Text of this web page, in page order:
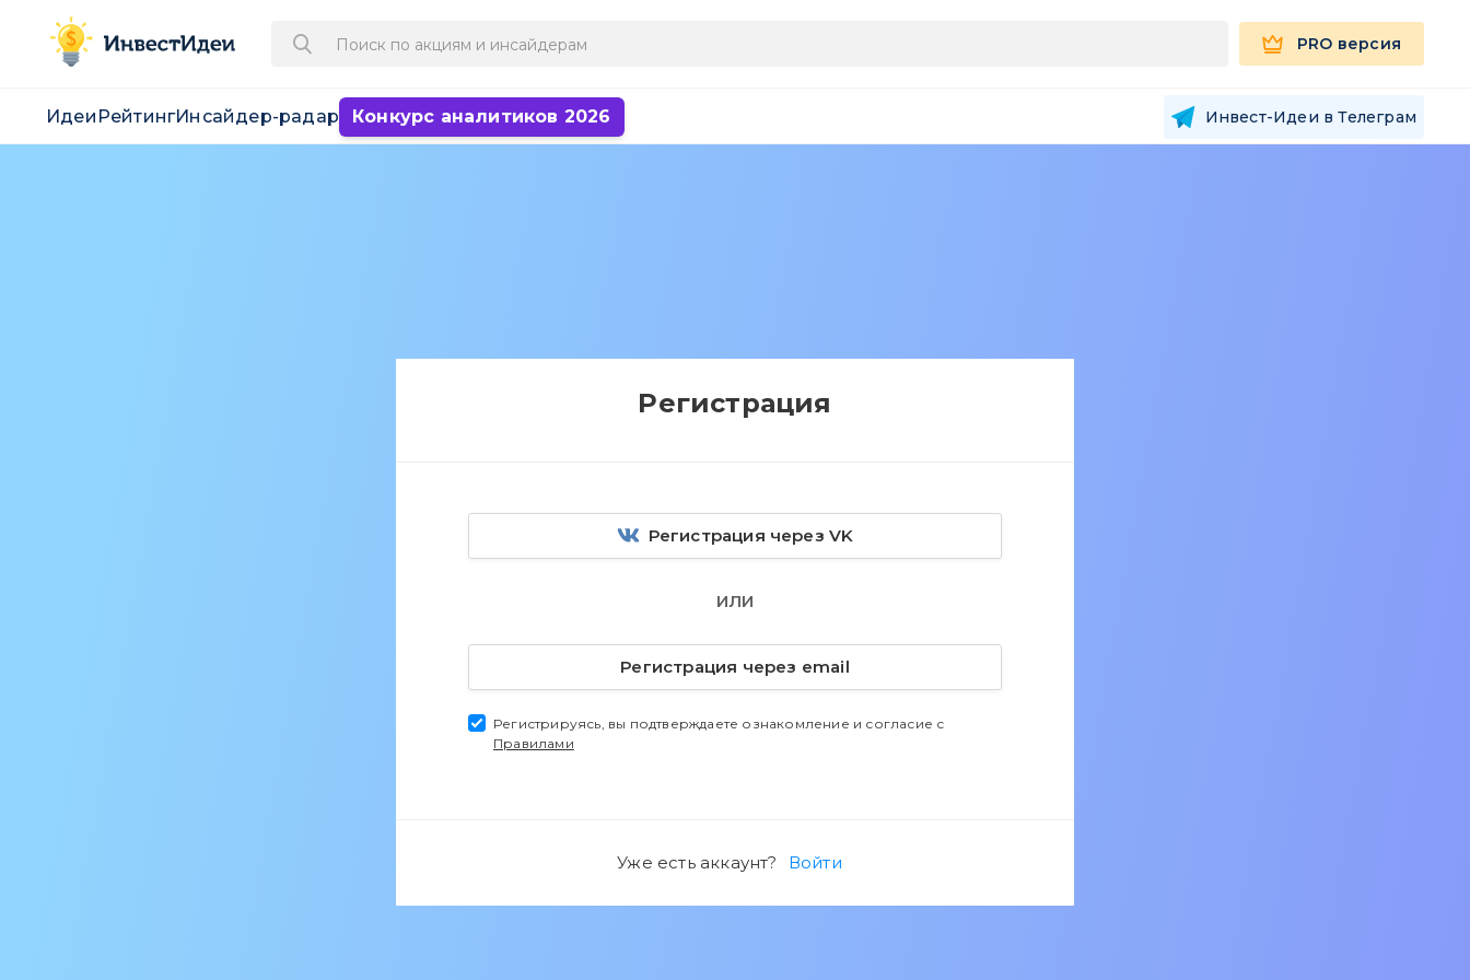
PRO версия
Идеи РейтингИнсайдер-радар Конкурс аналитиков 2026 Инвест-Идеи в Телеграм
Регистрация
Регистрация через VK
ИЛИ
Регистрация через email
Регистрируясь, вы подтверждаете ознакомление и согласие с
Правилами
Уже есть аккаунт? Войти